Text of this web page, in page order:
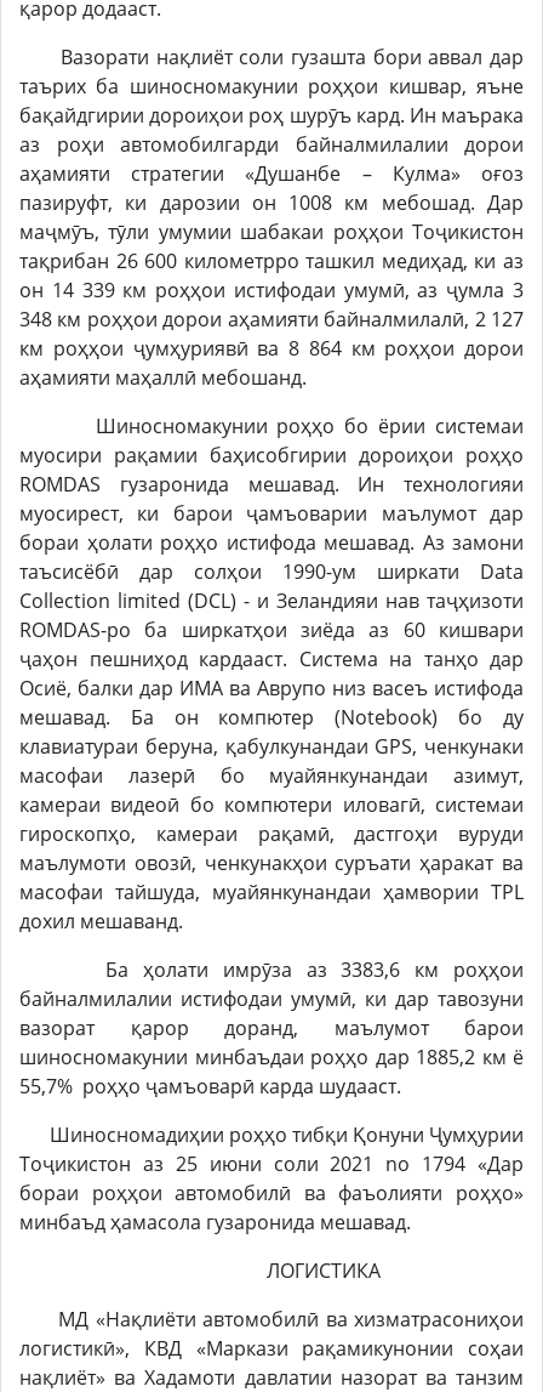
қарор додааст.
Вазорати нақлиёт соли гузашта бори аввал дар
таърих ба шиносномакунии роҳҳои кишвар, яъне
бақайдгирии дороиҳои роҳ шурӯъ кард. Ин маърака
аз роҳи автомобилгарди байналмилалии дорои
аҳамияти стратегии «Душанбе – Кулма» оғоз
пазируфт, ки дарозии он 1008 км мебошад. Дар
маҷмӯъ, тӯли умумии шабакаи роҳҳои Тоҷикистон
тақрибан 26 600 километрро ташкил медиҳад, ки аз
он 14 339 км роҳҳои истифодаи умумӣ, аз ҷумла 3
348 км роҳҳои дорои аҳамияти байналмилалӣ, 2 127
км роҳҳои ҷумҳуриявӣ ва 8 864 км роҳҳои дорои
аҳамияти маҳаллӣ мебошанд.
Шиносномакунии роҳҳо бо ёрии системаи
муосири рақамии баҳисобгирии дороиҳои роҳҳо
ROMDAS гузаронида мешавад. Ин технологияи
муосирест, ки барои ҷамъоварии маълумот дар
бораи ҳолати роҳҳо истифода мешавад. Аз замони
таъсисёбӣ дар солҳои 1990-ум ширкати Data
Collection limited (DCL) - и Зеландияи нав таҷҳизоти
ROMDAS-ро ба ширкатҳои зиёда аз 60 кишвари
ҷаҳон пешниҳод кардааст. Система на танҳо дар
Осиё, балки дар ИМА ва Аврупо низ васеъ истифода
мешавад. Ба он компютер (Notebook) бо ду
клавиатураи беруна, қабулкунандаи GPS, ченкунаки
масофаи лазерӣ бо муайянкунандаи азимут,
камераи видеоӣ бо компютери иловагӣ, системаи
гироскопҳо, камераи рақамӣ, дастгоҳи вуруди
маълумоти овозӣ, ченкунакҳои суръати ҳаракат ва
масофаи тайшуда, муайянкунандаи ҳамвории TPL
дохил мешаванд.
Ба ҳолати имрӯза аз 3383,6 км роҳҳои
байналмилалии истифодаи умумӣ, ки дар тавозуни
вазорат қарор доранд, маълумот барои
шиносномакунии минбаъдаи роҳҳо дар 1885,2 км ё
55,7% роҳҳо ҷамъоварӣ карда шудааст.
Шиносномадиҳии роҳҳо тибқи Қонуни Ҷумҳурии
Тоҷикистон аз 25 июни соли 2021 no 1794 «Дар
бораи роҳҳои автомобилӣ ва фаъолияти роҳҳо»
минбаъд ҳамасола гузаронида мешавад.
ЛОГИСТИКА
МД «Нақлиёти автомобилӣ ва хизматрасониҳои
логистикӣ», КВД «Маркази рақамикунонии соҳаи
нақлиёт» ва Хадамоти давлатии назорат ва танзим